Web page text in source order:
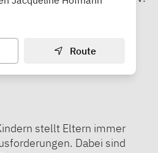
Route
stellt Eltern immer
Dabei sind